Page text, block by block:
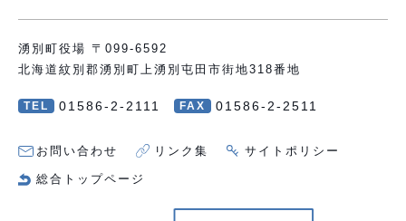
湧別町役場 〒099-6592
北海道紋別郡湧別町上湧別屯田市街地318番地
TEL 01586-2-2111 FAX 01586-2-2511
お問い合わせ リンク集 サイトポリシー
総合トップページ